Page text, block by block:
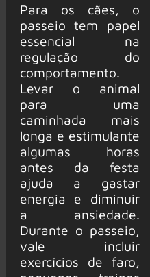
Para os cães, o
passeio tem papel
essencial na
regulação do
comportamento.
Levar o animal
para uma
caminhada mais
longa e estimulante
algumas horas
antes da festa
ajuda a gastar
energia e diminuir
a ansiedade.
Durante o passeio,
vale incluir
exercícios de faro,